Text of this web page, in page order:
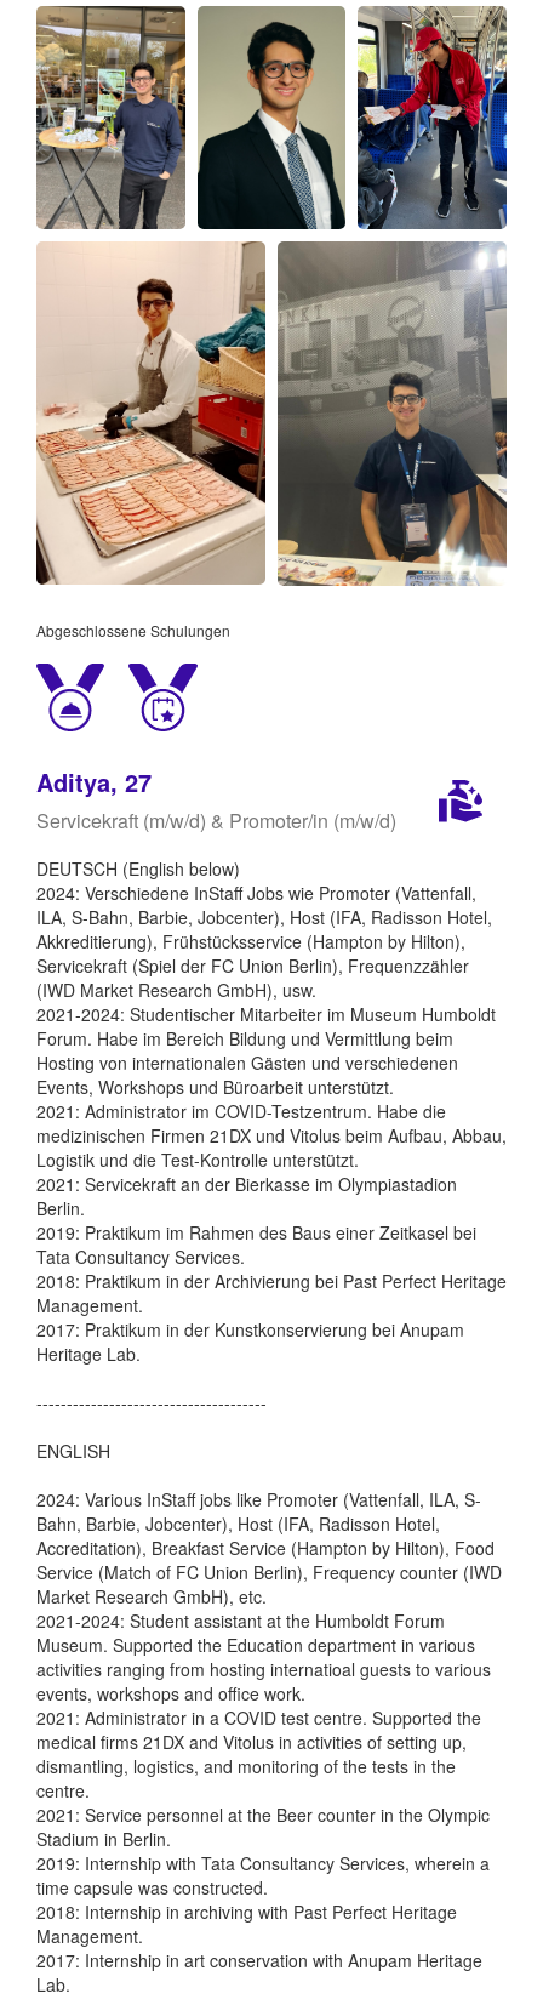
Abgeschlossene Schulungen
Aditya, 27
Servicekraft (m/w/d) & Promoter/in (m/w/d)
DEUTSCH (English below)
2024: Verschiedene InStaff Jobs wie Promoter (Vattenfall,
ILA, S-Bahn, Barbie, Jobcenter), Host (IFA, Radisson Hotel,
Akkreditierung), Frühstücksservice (Hampton by Hilton),
Servicekraft (Spiel der FC Union Berlin), Frequenzzähler
(IWD Market Research GmbH), usw.
2021-2024: Studentischer Mitarbeiter im Museum Humboldt
Forum. Habe im Bereich Bildung und Vermittlung beim
Hosting von internationalen Gästen und verschiedenen
Events, Workshops und Büroarbeit unterstützt.
2021: Administrator im COVID-Testzentrum. Habe die
medizinischen Firmen 21DX und Vitolus beim Aufbau, Abbau,
Logistik und die Test-Kontrolle unterstützt.
2021: Servicekraft an der Bierkasse im Olympiastadion
Berlin.
2019: Praktikum im Rahmen des Baus einer Zeitkasel bei
Tata Consultancy Services.
2018: Praktikum in der Archivierung bei Past Perfect Heritage
Management.
2017: Praktikum in der Kunstkonservierung bei Anupam
Heritage Lab.
--------------------------------------
ENGLISH
2024: Various InStaff jobs like Promoter (Vattenfall, ILA, S-
Bahn, Barbie, Jobcenter), Host (IFA, Radisson Hotel,
Accreditation), Breakfast Service (Hampton by Hilton), Food
Service (Match of FC Union Berlin), Frequency counter (IWD
Market Research GmbH), etc.
2021-2024: Student assistant at the Humboldt Forum
Museum. Supported the Education department in various
activities ranging from hosting internatioal guests to various
events, workshops and office work.
2021: Administrator in a COVID test centre. Supported the
medical firms 21DX and Vitolus in activities of setting up,
dismantling, logistics, and monitoring of the tests in the
centre.
2021: Service personnel at the Beer counter in the Olympic
Stadium in Berlin.
2019: Internship with Tata Consultancy Services, wherein a
time capsule was constructed.
2018: Internship in archiving with Past Perfect Heritage
Management.
2017: Internship in art conservation with Anupam Heritage
Lab.